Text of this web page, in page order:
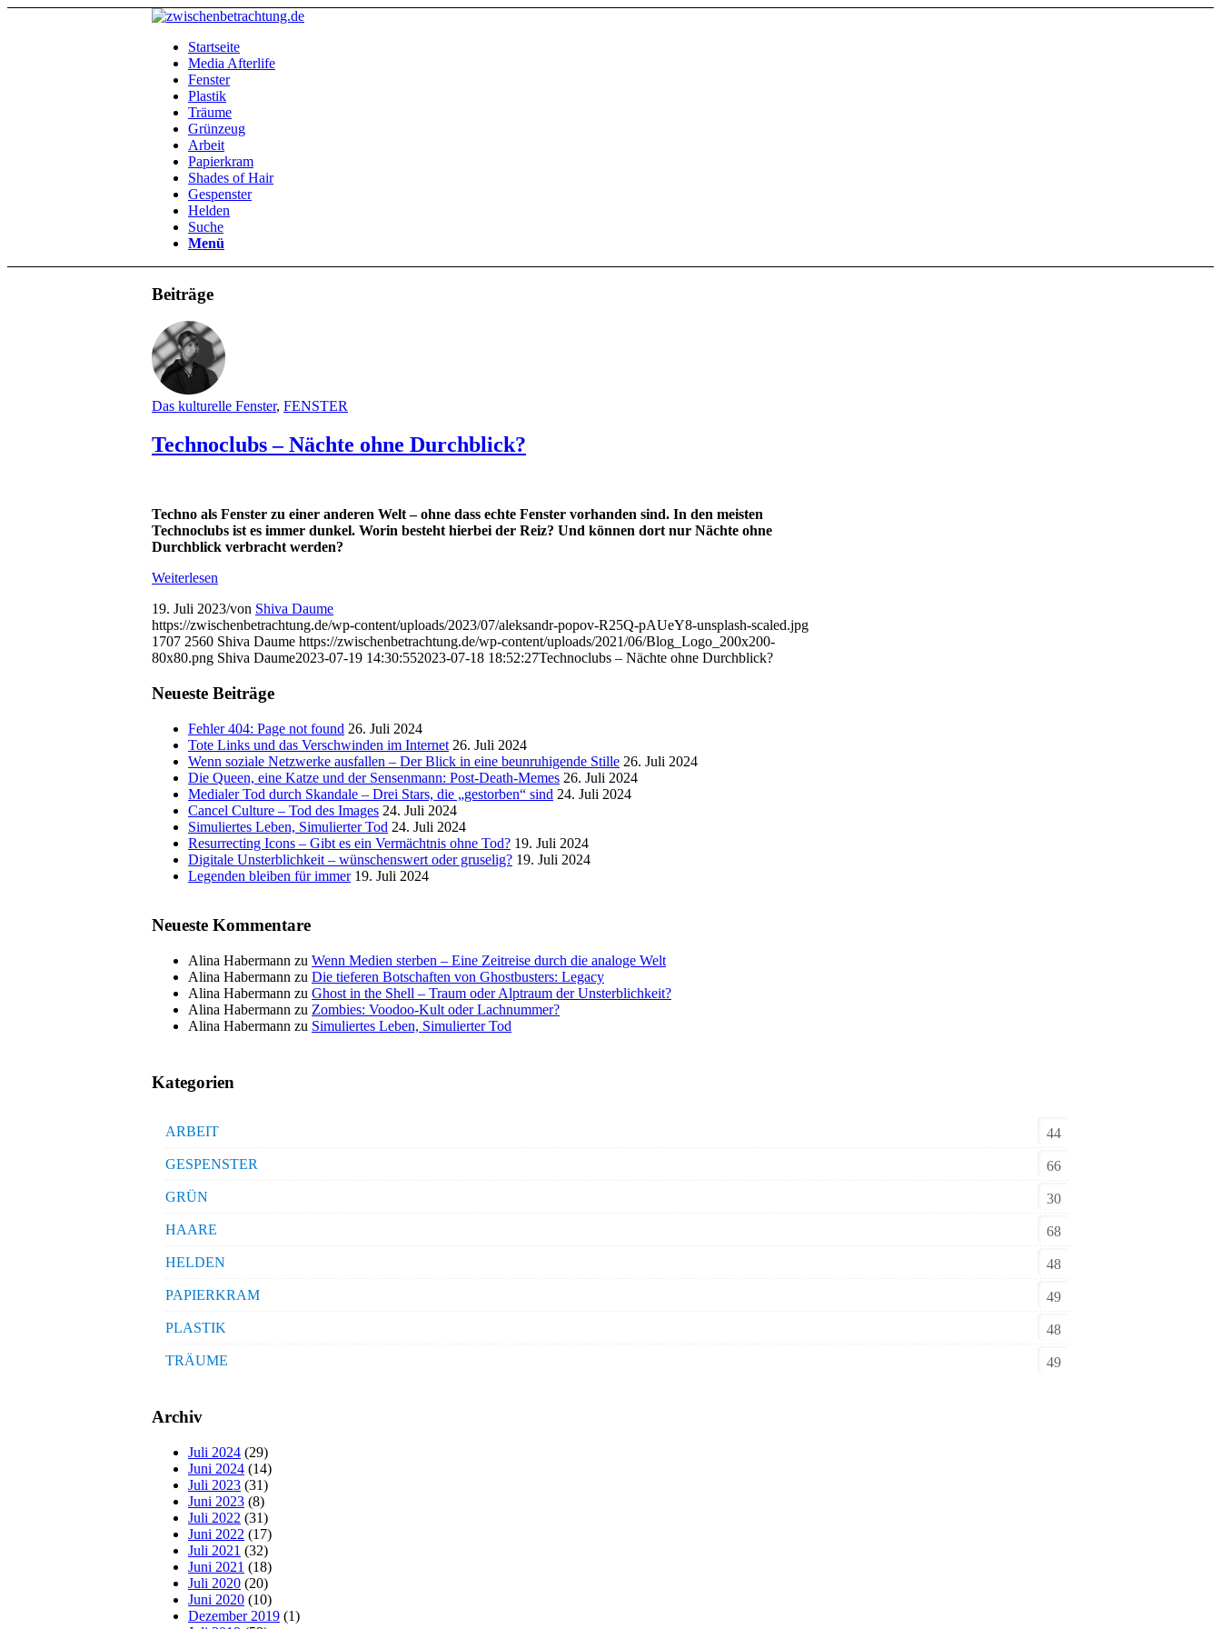
Startseite
Media Afterlife
Fenster
Plastik
Träume
Grünzeug
Arbeit
Papierkram
Shades of Hair
Gespenster
Helden
Suche
Menü
Beiträge
Das kulturelle Fenster, FENSTER
Technoclubs – Nächte ohne Durchblick?
Techno als Fenster zu einer anderen Welt – ohne dass echte Fenster vorhanden sind. In den meisten
Technoclubs ist es immer dunkel. Worin besteht hierbei der Reiz? Und können dort nur Nächte ohne
Durchblick verbracht werden?
Weiterlesen
19. Juli 2023/von Shiva Daume
https://zwischenbetrachtung.de/wp-content/uploads/2023/07/aleksandr-popov-R25Q-pAUeY8-unsplash-scaled.jpg
1707 2560 Shiva Daume https://zwischenbetrachtung.de/wp-content/uploads/2021/06/Blog_Logo_200x200-
80x80.png Shiva Daume2023-07-19 14:30:552023-07-18 18:52:27Technoclubs – Nächte ohne Durchblick?
Neueste Beiträge
Fehler 404: Page not found 26. Juli 2024
Tote Links und das Verschwinden im Internet 26. Juli 2024
Wenn soziale Netzwerke ausfallen – Der Blick in eine beunruhigende Stille 26. Juli 2024
Die Queen, eine Katze und der Sensenmann: Post-Death-Memes 26. Juli 2024
Medialer Tod durch Skandale – Drei Stars, die „gestorben“ sind 24. Juli 2024
Cancel Culture – Tod des Images 24. Juli 2024
Simuliertes Leben, Simulierter Tod 24. Juli 2024
Resurrecting Icons – Gibt es ein Vermächtnis ohne Tod? 19. Juli 2024
Digitale Unsterblichkeit – wünschenswert oder gruselig? 19. Juli 2024
Legenden bleiben für immer 19. Juli 2024
Neueste Kommentare
Alina Habermann zu Wenn Medien sterben – Eine Zeitreise durch die analoge Welt
Alina Habermann zu Die tieferen Botschaften von Ghostbusters: Legacy
Alina Habermann zu Ghost in the Shell – Traum oder Alptraum der Unsterblichkeit?
Alina Habermann zu Zombies: Voodoo-Kult oder Lachnummer?
Alina Habermann zu Simuliertes Leben, Simulierter Tod
Kategorien
ARBEIT
44
GESPENSTER
66
GRÜN
30
HAARE
68
HELDEN
48
PAPIERKRAM
49
PLASTIK
48
TRÄUME
49
Archiv
Juli 2024 (29)
Juni 2024 (14)
Juli 2023 (31)
Juni 2023 (8)
Juli 2022 (31)
Juni 2022 (17)
Juli 2021 (32)
Juni 2021 (18)
Juli 2020 (20)
Juni 2020 (10)
Dezember 2019 (1)